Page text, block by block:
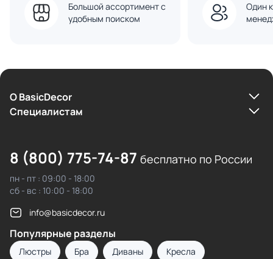
Большой ассортимент с
удобным поиском
Один
О BasicDecor
Cпециалистам
8 (800) 775-74-87 бесплатно по России
пн - пт : 09:00 - 18:00
сб - вс : 10:00 - 18:00
info@basicdecor.ru
Популярные разделы
Люстры Бра Диваны Кресла